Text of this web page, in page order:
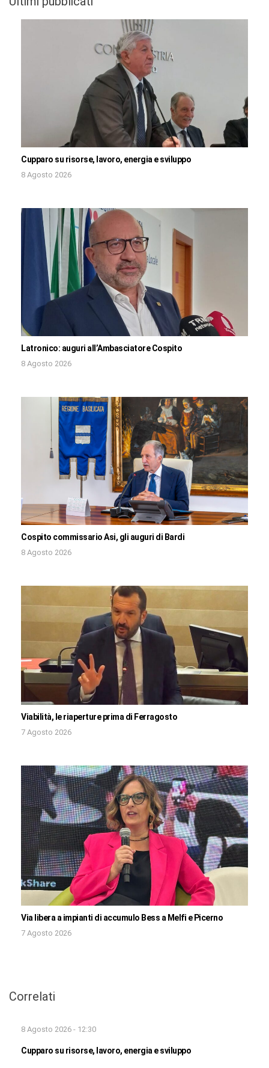
Cupparo su risorse, lavoro, energia e sviluppo
8 Agosto 2026
Latronico: auguri all’Ambasciatore Cospito
8 Agosto 2026
Cospito commissario Asi, gli auguri di Bardi
8 Agosto 2026
Viabilità, le riaperture prima di Ferragosto
7 Agosto 2026
Via libera a impianti di accumulo Bess a Melfi e Picerno
7 Agosto 2026
Correlati
8 Agosto 2026 - 12:30
Cupparo su risorse, lavoro, energia e sviluppo